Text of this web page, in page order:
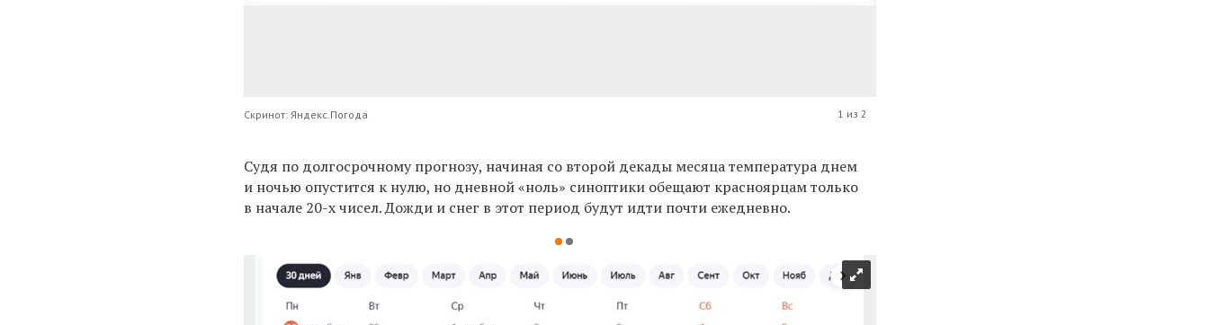
Скринот: Яндекс.Погода 1 из 2
Судя по долгосрочному прогнозу, начиная со второй декады месяца температура днем
и ночью опустится к нулю, но дневной«ноль» синоптики обещают красноярцам только
в начале 20-х чисел. Дожди и снег в этот период будут идти почти ежедневно.